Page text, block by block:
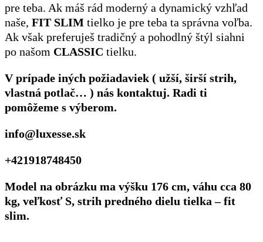
pre teba. Ak máš rád moderný a dynamický vzhľad
naše, FIT SLIM tielko je pre teba ta správna voľba.
Ak však preferuješ tradičný a pohodlný štýl siahni
po našom CLASSIC tielku.
V prípade iných požiadaviek ( užší, širší strih,
vlastná potlač… ) nás kontaktuj. Radi ti
pomôžeme s výberom.
info@luxesse.sk
+421918748450
Model na obrázku ma výšku 176 cm, váhu cca 80
kg, veľkosť S, strih predného dielu tielka – fit
slim.